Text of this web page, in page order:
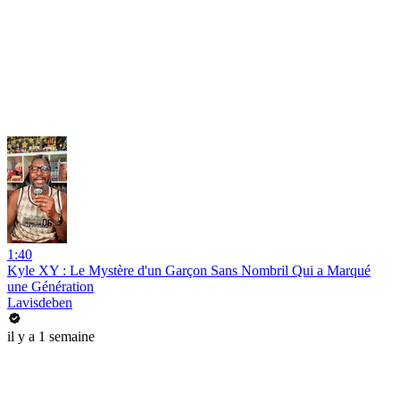
1:40
Kyle XY : Le Mystère d'un Garçon Sans Nombril Qui a Marqué
une Génération
Lavisdeben
il y a 1 semaine